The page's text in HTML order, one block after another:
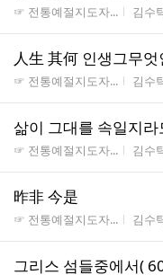
게시판명
☞ 전통예절지도자... 작성
김수
人生 其何 인생그무
게시판명
☞ 전통예절지도자... 작성
김수
삶이 그대를 속일지라
게시판명
☞ 전통예절지도자... 작성
김수
昨非 今是
게시판명
☞ 전통예절지도자... 작성
김수
그리스 섬들중에서(